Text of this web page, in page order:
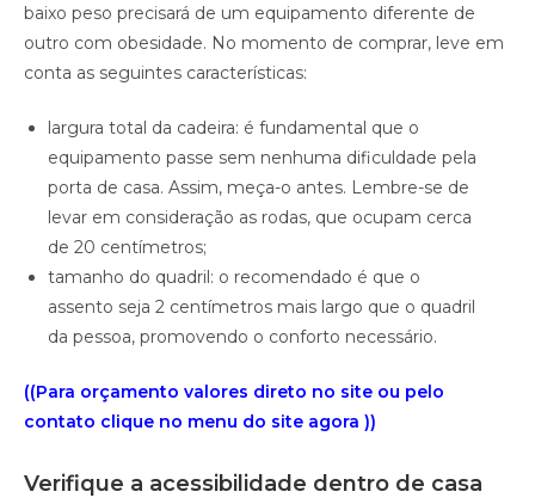
baixo peso precisará de um equipamento diferente de
outro com obesidade. No momento de comprar, leve em
conta as seguintes características:
largura total da cadeira: é fundamental que o
equipamento passe sem nenhuma dificuldade pela
porta de casa. Assim, meça-o antes. Lembre-se de
levar em consideração as rodas, que ocupam cerca
de 20 centímetros;
tamanho do quadril: o recomendado é que o
assento seja 2 centímetros mais largo que o quadril
da pessoa, promovendo o conforto necessário.
((Para orçamento valores direto no site ou pelo
contato clique no menu do site agora ))
Verifique a acessibilidade dentro de casa